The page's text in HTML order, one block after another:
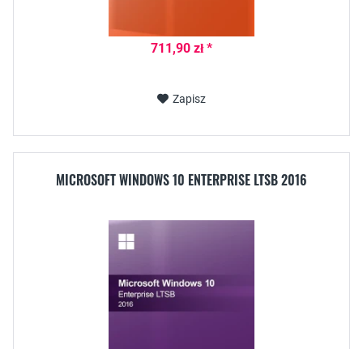
711,90 zł *
Zapisz
MICROSOFT WINDOWS 10 ENTERPRISE LTSB 2016